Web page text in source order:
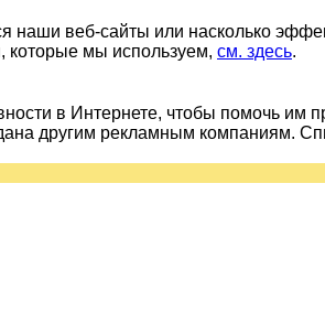
веб-сайты или насколько
которые мы используем, см. здесь.
в Интернете, чтобы помочь им
другим рекламным компаниям.